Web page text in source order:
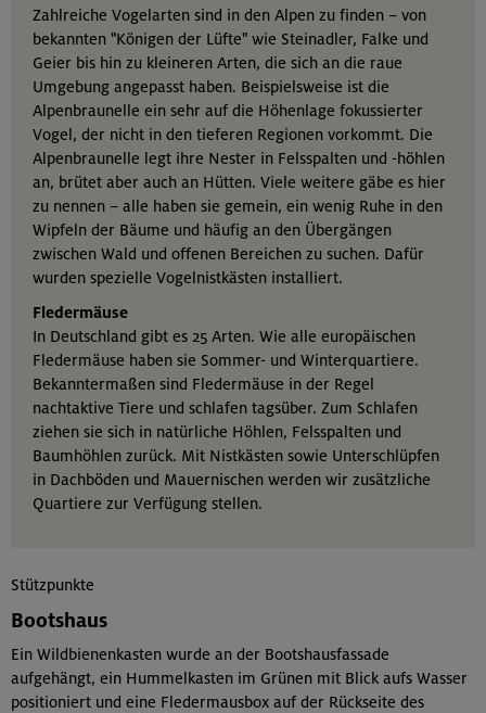
Zahlreiche Vogelarten sind in den Alpen zu finden – von
bekannten "Königen der Lüfte" wie Steinadler, Falke und
Geier bis hin zu kleineren Arten, die sich an die raue
Umgebung angepasst haben. Beispielsweise ist die
Alpenbraunelle ein sehr auf die Höhenlage fokussierter
Vogel, der nicht in den tieferen Regionen vorkommt. Die
Alpenbraunelle legt ihre Nester in Felsspalten und -höhlen
an, brütet aber auch an Hütten. Viele weitere gäbe es hier
zu nennen – alle haben sie gemein, ein wenig Ruhe in den
Wipfeln der Bäume und häufig an den Übergängen
zwischen Wald und offenen Bereichen zu suchen. Dafür
wurden spezielle Vogelnistkästen installiert.
Fledermäuse
In Deutschland gibt es 25 Arten. Wie alle europäischen
Fledermäuse haben sie Sommer- und Winterquartiere.
Bekanntermaßen sind Fledermäuse in der Regel
nachtaktive Tiere und schlafen tagsüber. Zum Schlafen
ziehen sie sich in natürliche Höhlen, Felsspalten und
Baumhöhlen zurück. Mit Nistkästen sowie Unterschlüpfen
in Dachböden und Mauernischen werden wir zusätzliche
Quartiere zur Verfügung stellen.
Stützpunkte
Bootshaus
Ein Wildbienenkasten wurde an der Bootshausfassade
aufgehängt, ein Hummelkasten im Grünen mit Blick aufs Wasser
positioniert und eine Fledermausbox auf der Rückseite des